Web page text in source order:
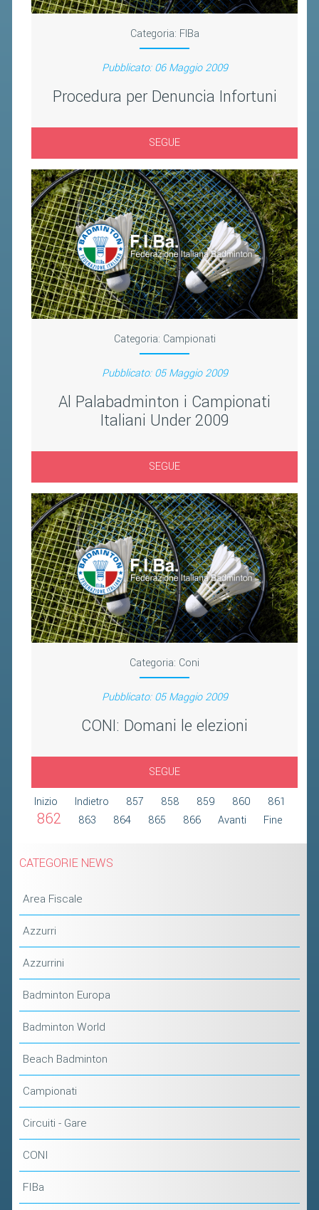
Categoria: FIBa
Pubblicato: 06 Maggio 2009
Procedura per Denuncia Infortuni
SEGUE
Categoria: Campionati
Pubblicato: 05 Maggio 2009
Al Palabadminton i Campionati
Italiani Under 2009
SEGUE
Categoria: Coni
Pubblicato: 05 Maggio 2009
CONI: Domani le elezioni
SEGUE
Inizio
Indietro 857 858 859 860 861
862 863 864 865 866 Avanti Fine
CATEGORIE NEWS
Area Fiscale
Azzurri
Azzurrini
Badminton Europa
Badminton World
Beach Badminton
Campionati
Circuiti - Gare
CONI
FIBa
BANDI DI GARA E CONTRATTI
WHISTLEBLOWING
SPORTELLO FISCALE
NOVITÀ FISCALI
MODULISTICA
DOCUMENTI E APPROFONDIMENTI
AIRBADMINTON
TAPPE REGIONALI AIRBADMINTON
PICKLEBALL
CLASSIFICHE PICKLEBALL
BANDI PUBBLICI
VOLA CON NOI 2026
2026
2025
2024
2023
2022
2021
2020
2018